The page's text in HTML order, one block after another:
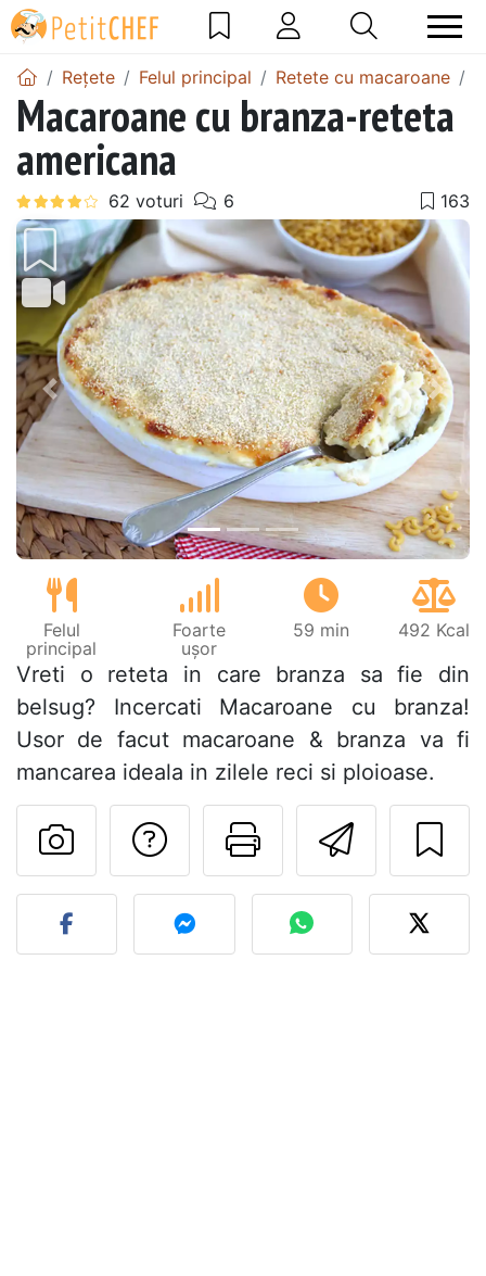
Rețete Felul principal Retete cu macaroane
Macaroane cu branza-reteta
americana
Precedentul
Felul
principal
Foarte
ușor
59 min 492 Kcal
Vreti o reteta in care branza sa fie din
belsug? Incercati Macaroane cu branza!
Usor de facut macaroane & branza va fi
mancarea ideala in zilele reci si ploioase.
Printează
Adresează o
Postează o poză cu